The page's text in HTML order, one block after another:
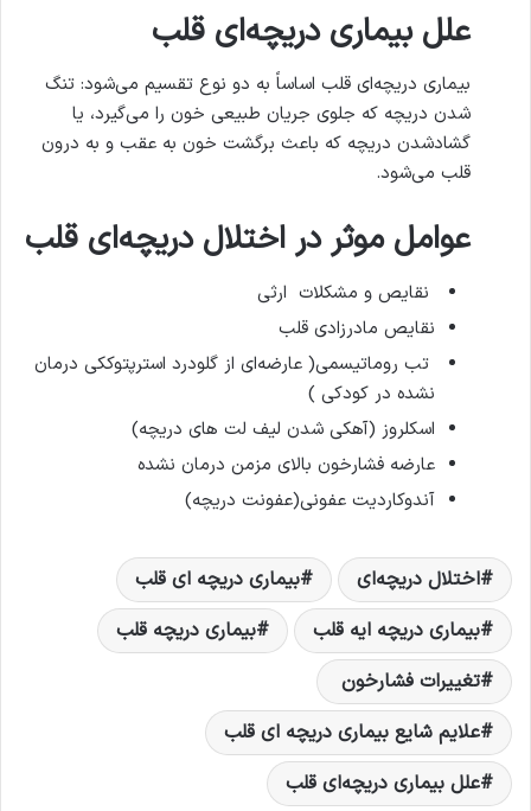
علل‌ بیماری‌ دریچه‌ای‌ قلب‌
بیماری‌ دریچه‌ای‌ قلب‌ اساساً به‌ دو نوع‌ تقسیم‌ می‌شود: تنگ‌
شدن‌ دریچه‌ که‌ جلوی‌ جریان‌ طبیعی‌ خون‌ را می‌گیرد، یا
گشادشدن‌ دریچه‌ که‌ باعث‌ برگشت‌ خون‌ به‌ عقب‌ و به‌ درون‌
قلب‌ می‌شود.
عوامل موثر در اختلال‌ دریچه‌ای‌ قلب
‌ نقایص و مشکلات ‌ ارثی
نقایص‌ مادرزادی‌ قلب‌
تب‌ روماتیسمی(‌ عارضه‌ای‌ از گلودرد استرپتوککی درمان
نشده در کودکی ‌)
اسکلروز (آهکی شدن لیف لت های دریچه)
عارضه فشارخون‌ بالای مزمن درمان نشده
آندوکاردیت‌ عفونی(عفونت دریچه)
اختلال‌ دریچه‌ای‌
بیماری‌ دریچه‌ ای قلب‌
بیماری‌ دریچه‌ ایه قلب‌
بیماری‌ دریچه‌ قلب‌
تغییرات فشارخون‌ ‌
علایم‌ شایع‌ بیماری‌ دریچه‌ ای قلب‌
علل‌ بیماری‌ دریچه‌ای‌ قلب‌